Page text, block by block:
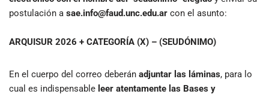
postulación a sae.info@faud.unc.edu.ar con el asunto:
ARQUISUR 2026 + CATEGORÍA (X) – (SEUDÓNIMO)
En el cuerpo del correo deberán adjuntar las láminas, para lo
cual es indispensable leer atentamente las Bases y